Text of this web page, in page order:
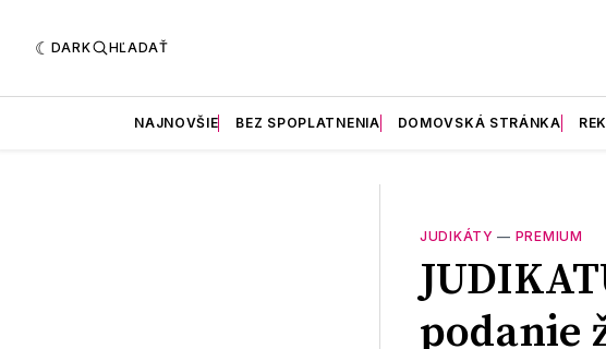
DARK HĽADAŤ
NAJNOVŠIE BEZ SPOPLATNENIA DOMOVSKÁ STRÁNKA
JUDIKÁTY — PREMIUM
podanie